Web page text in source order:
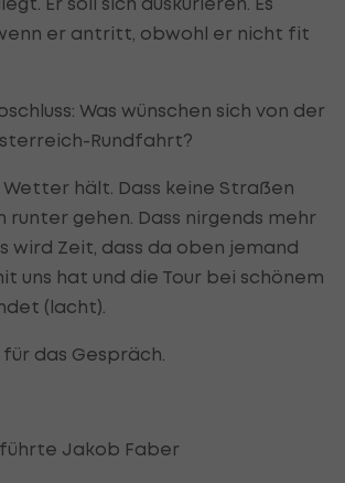
er antritt, obwohl er nicht fit
Was wünschen sich von der
Rundfahrt?
Wetter hält. Dass keine Straßen
runter gehen. Dass nirgends mehr
wird Zeit, dass da oben jemand
uns hat und die Tour bei schönem
(lacht).
für das Gespräch.
Jakob Faber